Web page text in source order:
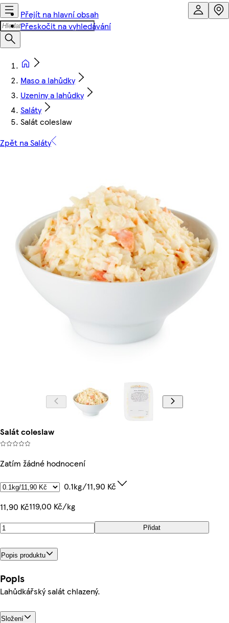
Přejít na hlavní obsah
Přeskočit na vyhledávání
Maso a lahůdky
Uzeniny a lahůdky
Saláty
Salát coleslaw
Zpět na Saláty
Salát coleslaw
Zatím žádné hodnocení
0.1kg/11,90 Kč
11,90 Kč119,00 Kč/kg
Přidat
Popis produktu
Popis
Lahůdkářský salát chlazený.
Složení